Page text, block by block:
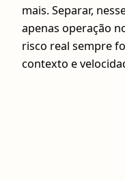
mais. Separar,
apenas operação
risco real sempre
contexto e